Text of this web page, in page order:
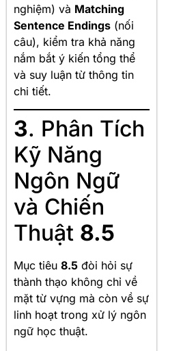
nghiệm) và Matching
Sentence Endings (nối
câu), kiểm tra khả năng
nắm bắt ý kiến tổng thể
và suy luận từ thông tin
chi tiết.
3. Phân Tích
Kỹ Năng
Ngôn Ngữ
và Chiến
Thuật 8.5
Mục tiêu 8.5 đòi hỏi sự
thành thạo không chỉ về
mặt từ vựng mà còn về sự
linh hoạt trong xử lý ngôn
ngữ học thuật.